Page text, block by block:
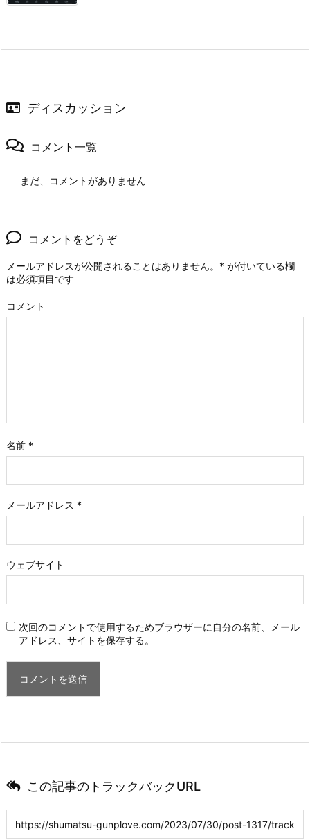
ディスカッション
コメント一覧
まだ、コメントがありません
コメントをどうぞ
メールアドレスが公開されることはありません。 * が付いている欄
は必須項目です
コメント
名前 *
メールアドレス *
ウェブサイト
次回のコメントで使用するためブラウザーに自分の名前、メール
アドレス、サイトを保存する。
この記事のトラックバックURL